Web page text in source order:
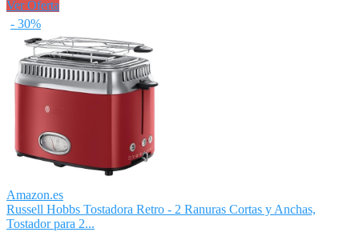
Ver Oferta
- 30%
Amazon.es
Russell Hobbs Tostadora Retro - 2 Ranuras Cortas y Anchas,
Tostador para 2...